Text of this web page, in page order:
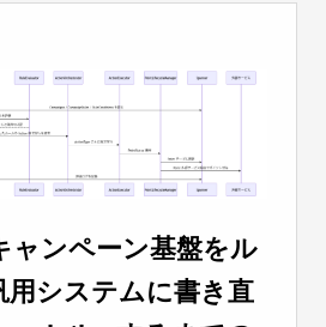
ャンペーン基盤をル
用システムに書き直